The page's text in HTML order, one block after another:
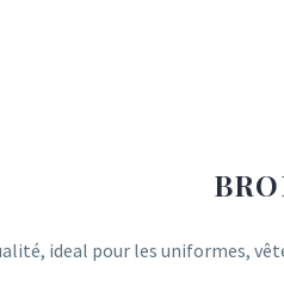
ideal pour les